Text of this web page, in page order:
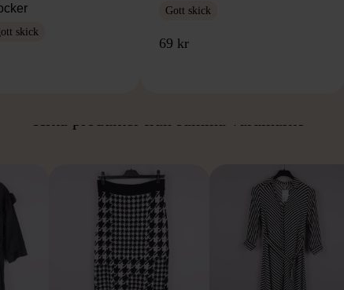
skick
Gott skick
69 kr